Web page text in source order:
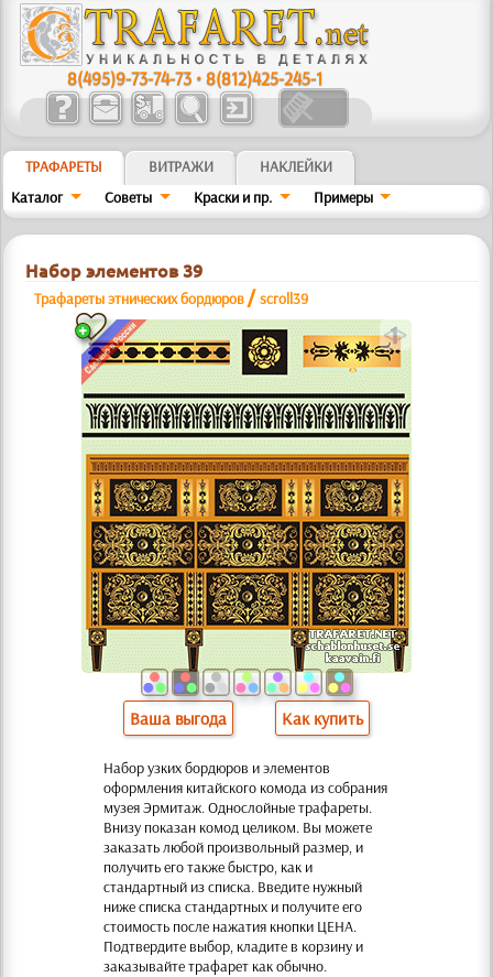
8(495)9-73-74-73 •8(812)425-245-1
ТРАФАРЕТЫ ВИТРАЖИ
НАКЛЕЙКИ
Каталог
Советы Краски и пр. Примеры
Набор элементов 39
Трафареты этнических бордюров /scroll39
a
Ваша выгода Как купить
Набор узких бордюров и элементов
оформления китайского комода из собрания
музея Эрмитаж. Однослойные трафареты.
Внизу показан комод целиком. Вы можете
заказать любой произвольный размер, и
получить его также быстро, как и
стандартный из списка. Введите нужный
ниже списка стандартных и получите его
стоимость после нажатия кнопки ЦЕНА.
Подтвердите выбор, кладите в корзину и
заказывайте трафарет как обычно.